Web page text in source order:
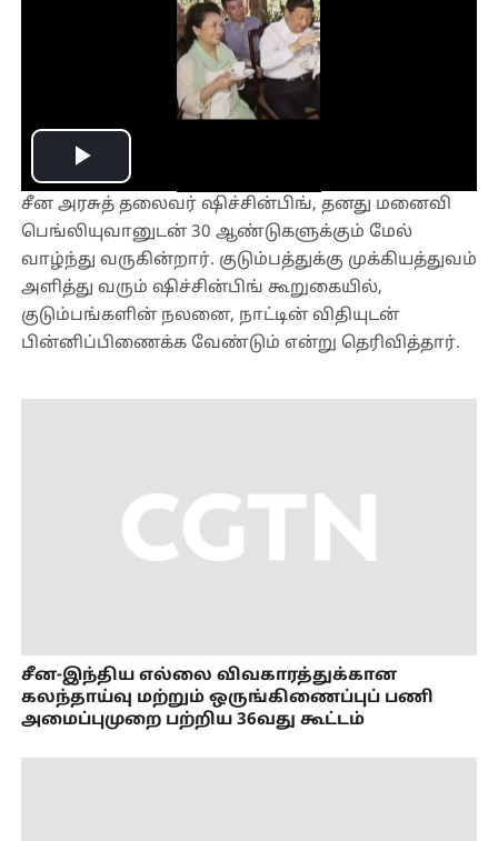
Play
Video
சீன அரசுத் தலைவர் ஷிச்சின்பிங், தனது மனைவி
பெங்லியுவானுடன் 30 ஆண்டுகளுக்கும் மேல்
வாழ்ந்து வருகின்றார். குடும்பத்துக்கு முக்கியத்துவம்
அளித்து வரும் ஷிச்சின்பிங் கூறுகையில்,
குடும்பங்களின் நலனை, நாட்டின் விதியுடன்
பின்னிப்பிணைக்க வேண்டும் என்று தெரிவித்தார்.
சீன-இந்திய எல்லை விவகாரத்துக்கான
கலந்தாய்வு மற்றும் ஒருங்கிணைப்புப் பணி
அமைப்புமுறை பற்றிய 36வது கூட்டம்